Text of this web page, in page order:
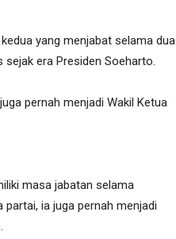
yang menjabat selama dua
era Presiden Soeharto.
pernah menjadi Wakil Ketua
masa jabatan selama
ia juga pernah menjadi